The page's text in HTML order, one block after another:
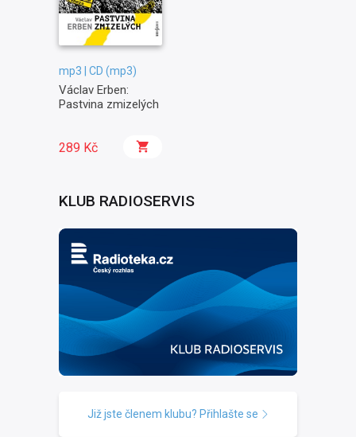
mp3 | CD (mp3)
Václav Erben:
Pastvina zmizelých
289 Kč
KLUB RADIOSERVIS
Již jste členem klubu? Přihlašte se